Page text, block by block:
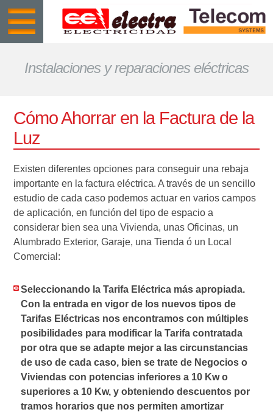
Instalaciones y reparaciones eléctricas
Cómo Ahorrar en la Factura de la
Luz
Existen diferentes opciones para conseguir una rebaja
importante en la factura eléctrica. A través de un sencillo
estudio de cada caso podemos actuar en varios campos
de aplicación, en función del tipo de espacio a
considerar bien sea una Vivienda, unas Oficinas, un
Alumbrado Exterior, Garaje, una Tienda ó un Local
Comercial:
Seleccionando la Tarifa Eléctrica más apropiada.
Con la entrada en vigor de los nuevos tipos de
Tarifas Eléctricas nos encontramos con múltiples
posibilidades para modificar la Tarifa contratada
por otra que se adapte mejor a las circunstancias
de uso de cada caso, bien se trate de Negocios o
Viviendas con potencias inferiores a 10 Kw o
superiores a 10 Kw, y obteniendo descuentos por
tramos horarios que nos permiten amortizar